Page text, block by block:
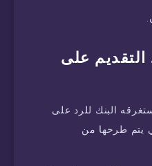
على
البنك للرد على
يتم طرحها من